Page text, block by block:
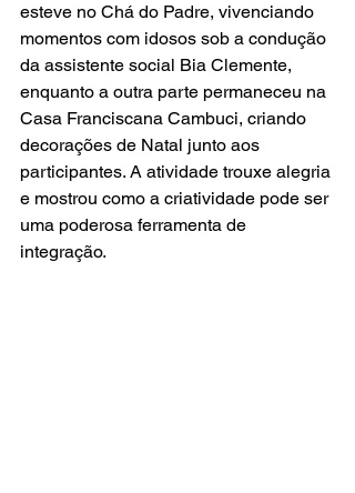
esteve no Chá do Padre, vivenciando
momentos com idosos sob a condução
da assistente social Bia Clemente,
enquanto a outra parte permaneceu na
Casa Franciscana Cambuci, criando
decorações de Natal junto aos
participantes. A atividade trouxe alegria
e mostrou como a criatividade pode ser
uma poderosa ferramenta de
integração.